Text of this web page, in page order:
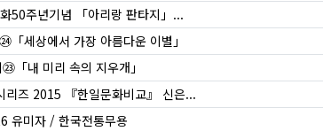
50주년기념 「아리랑 판타지」...
「세상에서 가장 아름다운 이별」
「내 미리 속의 지우개」
리즈 2015 『한일문화비교』 신은...
유미자 / 한국전통무용